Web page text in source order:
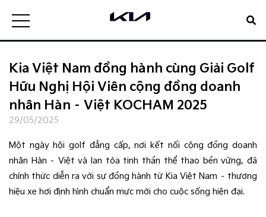
Kia Việt Nam đồng hành cùng Giải Golf
Hữu Nghị Hội Viên cộng đồng doanh
nhân Hàn – Việt KOCHAM 2025
29/05/2025
Một ngày hội golf đẳng cấp, nơi kết nối cộng đồng doanh
nhân Hàn – Việt và lan tỏa tinh thần thể thao bền vững, đã
chính thức diễn ra với sự đồng hành từ Kia Việt Nam – thương
hiệu xe hơi định hình chuẩn mực mới cho cuộc sống hiện đại.